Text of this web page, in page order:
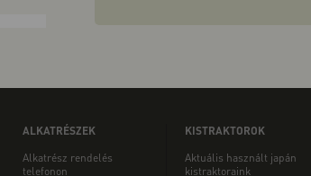
ALKATRÉSZEK
Alkatrész rendelés
telefonon
KISTRAKTOROK
Aktuális használt japán
kistraktoraink